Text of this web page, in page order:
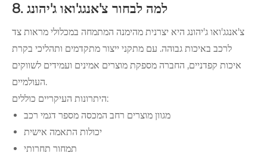
8. למה לבחור צ'אנגג'ואו ג'יהונג
צ'אנגג'ואו ג'יהונג היא יצרנית מהימנה המתמחה במכלולי מראות צד
לרכב באיכות גבוהה. עם מתקני ייצור מתקדמים ותהליכי בקרת
איכות קפדניים, החברה מספקת מוצרים אמינים ועמידים לשווקים
העולמיים.
היתרונות העיקריים כוללים:
מגוון מוצרים רחב המכסה מספר דגמי רכב
יכולות התאמה אישית
תמחור תחרותי